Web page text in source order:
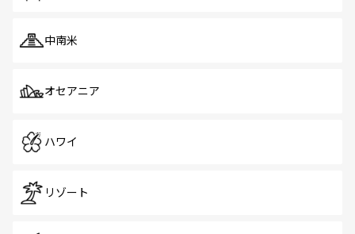
中南米
オセアニア
ハワイ
リゾート